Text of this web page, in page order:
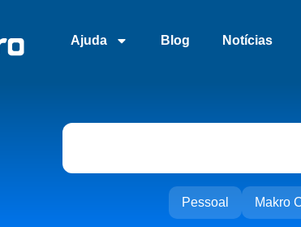
Ajuda Blog Notícias
Pessoal
Makro